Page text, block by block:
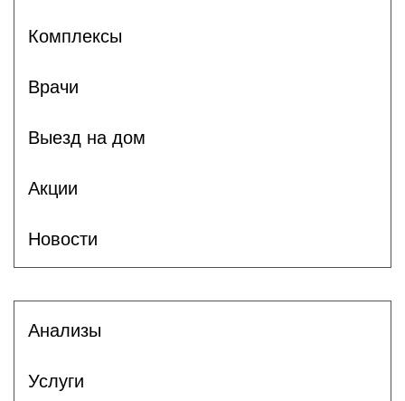
Комплексы
Врачи
Выезд на дом
Акции
Новости
Анализы
Услуги